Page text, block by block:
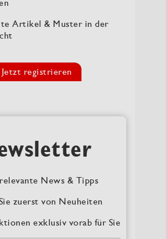
News & Tipps
zuerst von Neuheiten
exklusiv vorab für Sie
Artikel & Muster in der
Jetzt registrieren